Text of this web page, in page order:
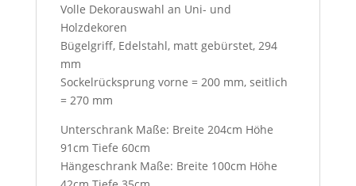
Volle Dekorauswahl an Uni- und
Holzdekoren
Bügelgriff, Edelstahl, matt gebürstet, 294
mm
Sockelrücksprung vorne = 200 mm, seitlich
= 270 mm
Unterschrank Maße: Breite 204cm Höhe
91cm Tiefe 60cm
Hängeschrank Maße: Breite 100cm Höhe